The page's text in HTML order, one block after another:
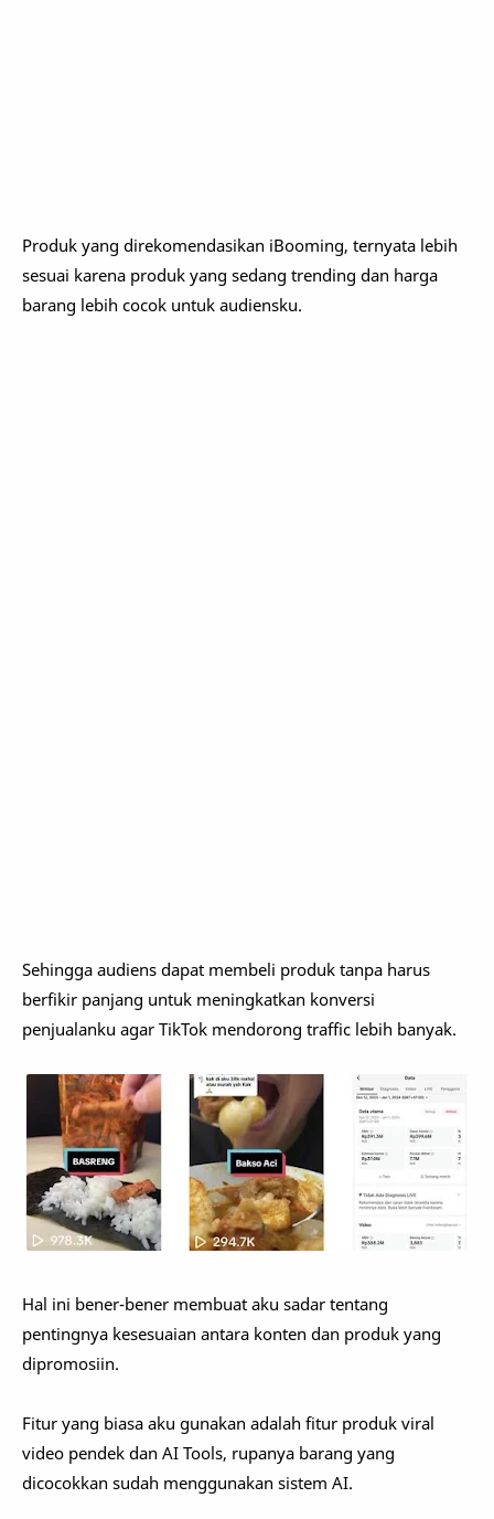
Produk yang direkomendasikan iBooming, ternyata lebih
sesuai karena produk yang sedang trending dan harga
barang lebih cocok untuk audiensku.
Sehingga audiens dapat membeli produk tanpa harus
berfikir panjang untuk meningkatkan konversi
penjualanku agar TikTok mendorong traffic lebih banyak.
Hal ini bener-bener membuat aku sadar tentang
pentingnya kesesuaian antara konten dan produk yang
dipromosiin.
Fitur yang biasa aku gunakan adalah fitur produk viral
video pendek dan AI Tools, rupanya barang yang
dicocokkan sudah menggunakan sistem AI.